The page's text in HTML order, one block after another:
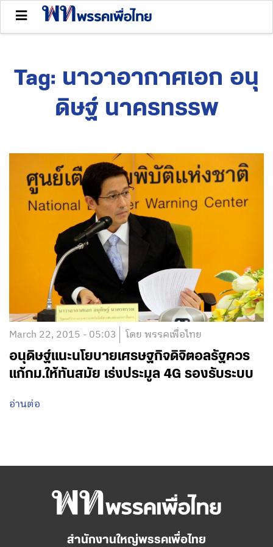
Tag: นาวาอากาศเอก อนุ
ดิษฐ์ นาครทรรพ
March 22, 2015 - 05:03 โดย พรรคเพื่อไทย
อนุดิษฐ์แนะนโยบายเศรษฐกิจดิจิตอลรัฐควร
แก้กม.ให้ทันสมัย เร่งประมูล 4G รองรับระบบ
อ่านต่อ
สำนักงานใหญ่พรรคเพื่อไทย